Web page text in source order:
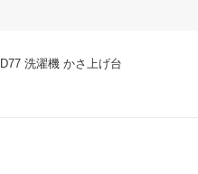
洗濯機 かさ上げ台